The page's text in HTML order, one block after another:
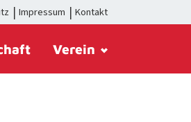
Impressum Kontakt
Verein